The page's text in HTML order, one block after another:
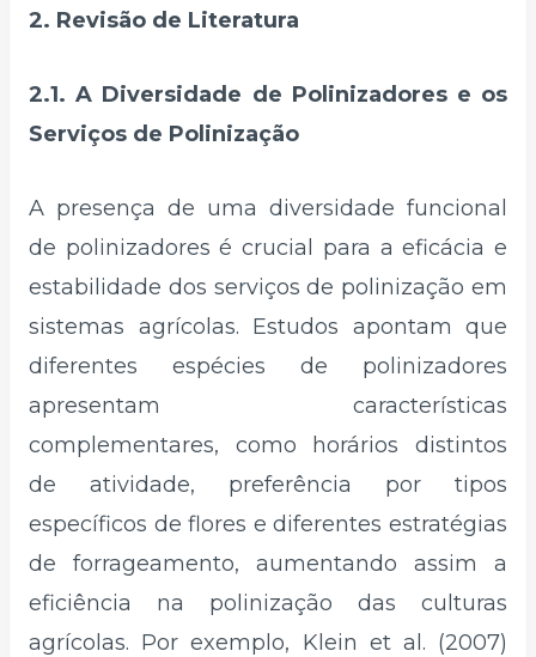
2. Revisão de Literatura
2.1. A Diversidade de Polinizadores e os
Serviços de Polinização
A presença de uma diversidade funcional
de polinizadores é crucial para a eficácia e
estabilidade dos serviços de polinização em
sistemas agrícolas. Estudos apontam que
diferentes espécies de polinizadores
apresentam características
complementares, como horários distintos
de atividade, preferência por tipos
específicos de flores e diferentes estratégias
de forrageamento, aumentando assim a
eficiência na polinização das culturas
agrícolas. Por exemplo, Klein et al. (2007)